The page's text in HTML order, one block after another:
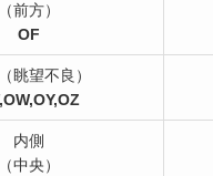
（前方）
OF
眺望不良）
内側
（中央）